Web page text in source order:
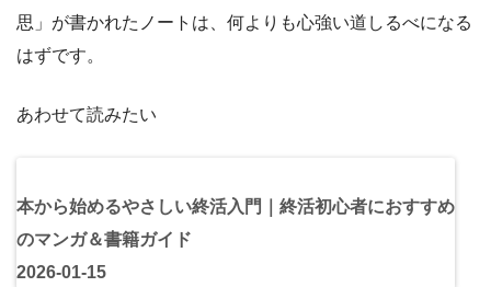
思」が書かれたノートは、何よりも心強い道しるべになる
はずです。
あわせて読みたい
本から始めるやさしい終活入門｜終活初心者におすすめ
のマンガ＆書籍ガイド
2026-01-15